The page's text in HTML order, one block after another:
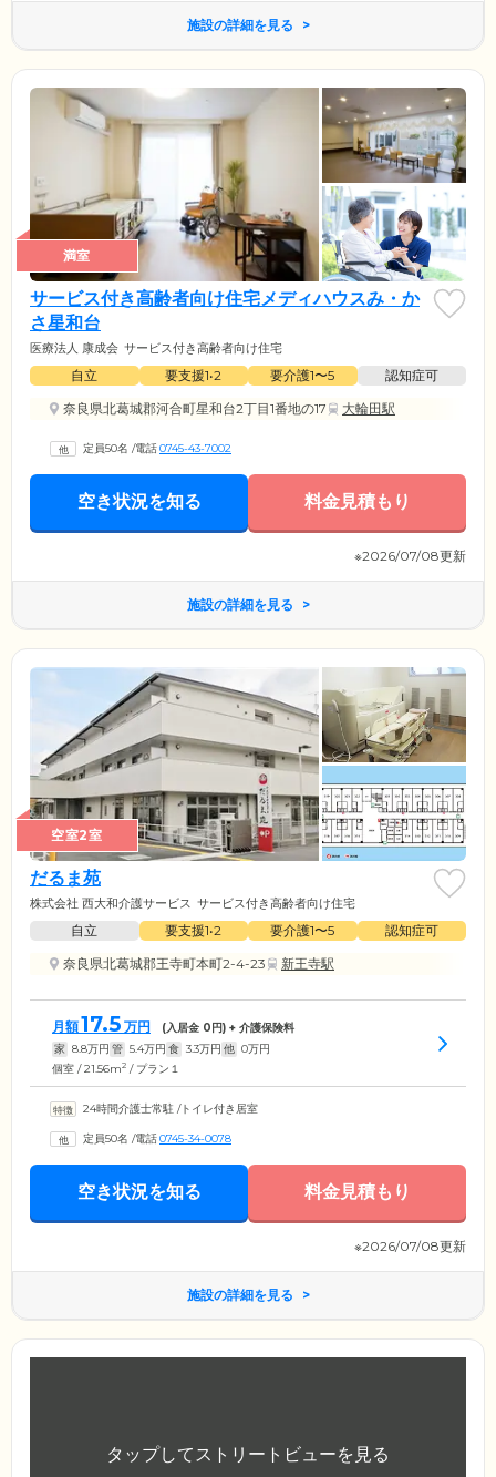
施設の詳細を見る
満室
サービス付き高齢者向け住宅メディハウスみ・か
さ星和台
医療法人 康成会 サービス付き高齢者向け住宅
自立 要支援1•2 要介護1〜5
認知症可
奈良県北葛城郡河合町星和台2丁目1番地の17
大輪田駅
定員50名 /電話0745-43-7002
空き状況を知る 料金見積もり
※2026/07/08更新
施設の詳細を見る
空室2室
だるま苑
株式会社 西大和介護サービス サービス付き高齢者向け住宅
自立 要支援1•2 要介護1〜5
認知症可
奈良県北葛城郡王寺町本町2-4-23
新王寺駅
月額17.5 万円 (入居金 0円) + 介護保険料
家 8.8万円 管 5.4万円 食 3.3万円 他 0万円
個室 / 21.56m2 / プラン１
24時間介護士常駐 /トイレ付き居室
定員50名 /電話0745-34-0078
空き状況を知る 料金見積もり
※2026/07/08更新
施設の詳細を見る